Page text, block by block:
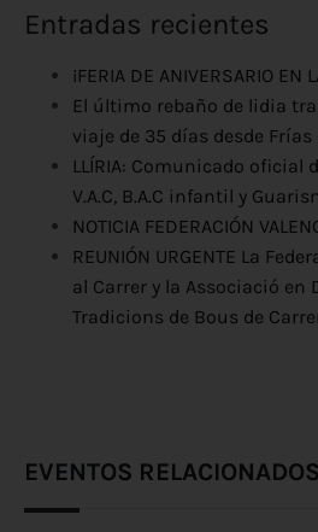
Entradas recientes
¡FERIA DE ANIVERSARIO EN
El último rebaño de lidia
viaje de 35 días desde
LLÍRIA: Comunicado oficial
V.A.C, B.A.C infantil y
NOTICIA FEDERACIÓN
REUNIÓN URGENTE La
al Carrer y la Associació en
Tradicions de Bous de
EVENTOS RELACIONADOS